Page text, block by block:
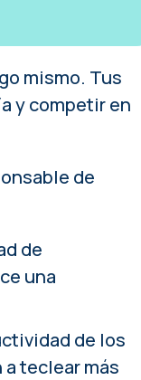
mismo. Tus
y competir en
de
de
una
de los
teclear más